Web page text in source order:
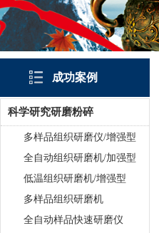
成功案例
科学研究研磨粉碎
多样品组织研磨仪/增强型
全自动组织研磨机/加强型
低温组织研磨机/增强型
多样品组织研磨机
全自动样品快速研磨仪